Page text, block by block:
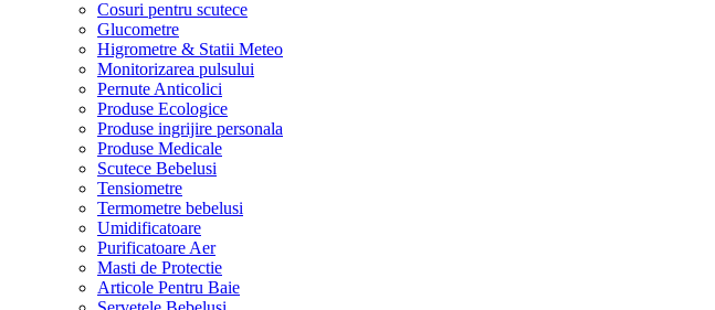
Cosuri pentru scutece
Glucometre
Higrometre & Statii Meteo
Monitorizarea pulsului
Pernute Anticolici
Produse Ecologice
Produse ingrijire personala
Produse Medicale
Scutece Bebelusi
Tensiometre
Termometre bebelusi
Umidificatoare
Purificatoare Aer
Masti de Protectie
Articole Pentru Baie